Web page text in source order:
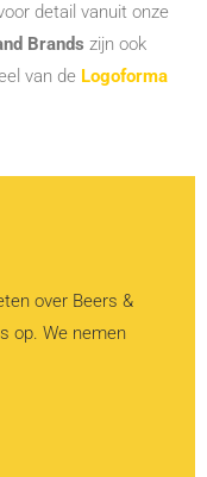
detail vanuit onze
Brands zijn ook
van de Logoforma
over Beers &
op. We nemen